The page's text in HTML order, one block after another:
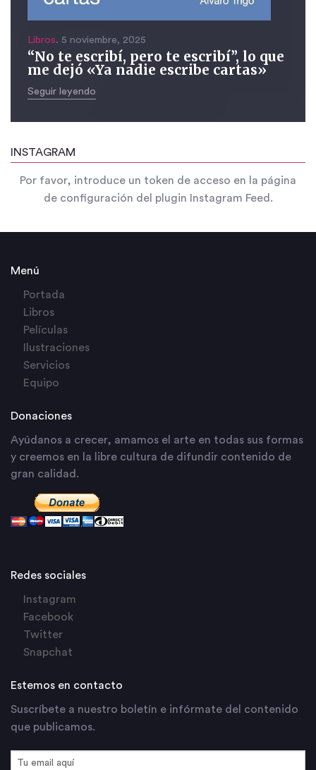
Libros. 5 noviembre, 2025
“No te escribí, pero te escribí”, lo que
me dejó «Ya nadie escribe cartas»
Seguir leyendo
INSTAGRAM
Por favor, introduce un token de acceso en la página
de configuración del plugin Instagram Feed.
Menú
Portada
Libros
Películas
Ilustraciones
Servicios
Equipo
Donaciones
Ayúdanos a crecer, amamos el arte en todas sus formas
y creemos en la libre cultura de difundir contenido de
gran calidad.
Redes sociales
Instagram
Facebook
Twitter
Snapchat
Estemos en contacto
Suscríbete a nuestro boletín e infórmate del contenido
que publicamos.